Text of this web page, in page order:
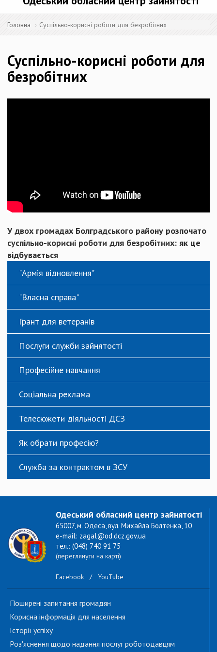
Головна Суспільно-корисні роботи для безробітних
Суспільно-корисні роботи для
безробітних
У двох громадах Болградського району розпочато
суспільно-корисні роботи для безробітних: як це
відбувається
"Армія відновлення"
"Власна справа"
Грант для ветеранів
Послуги служби зайнятості
Професійне навчання
Соціальна реклама
Телесюжети діяльності ДСЗ
Як обрати професію?
Служба за контрактом в ЗСУ
Одеський обласний центр зайнятості
65007, м. Одеса, вул. Михайла Болтенка, 10
e-mail: zagal@od.dcz.gov.ua
тел.: (048) 740 91 75
(переглянути на карті)
Facebook / YouTube
Поширені запитання громадян
Корисна інформація для населення
Історії успіху
Роз'яснення щодо надання послуг роботодавцям